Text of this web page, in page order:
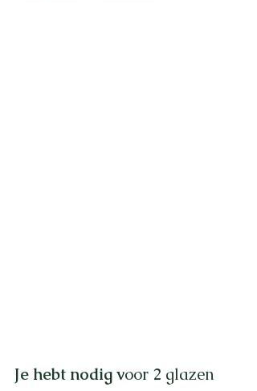
Je hebt nodig voor 2 glazen